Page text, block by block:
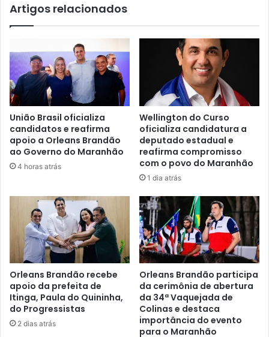
d
a
r
a
r
a
p
o
i
a
e
s
t
r
o
à
p
n
t
o
q
u
i
r
p
d
e
a
s
s
a
Artigos relacionados
União Brasil oficializa
candidatos e reafirma
apoio a Orleans Brandão
ao Governo do Maranhão
4 horas atrás
Wellington do Curso
oficializa candidatura a
deputado estadual e
reafirma compromisso
com o povo do Maranhão
1 dia atrás
Orleans Brandão recebe
apoio da prefeita de
Itinga, Paula do Quininha,
do Progressistas
2 dias atrás
Orleans Brandão participa
da cerimônia de abertura
da 34ª Vaquejada de
Colinas e destaca
importância do evento
para o Maranhão